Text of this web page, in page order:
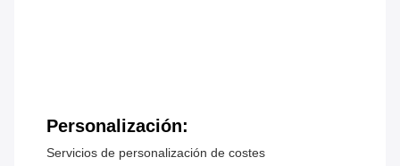
Personalización:
Servicios de personalización de costes